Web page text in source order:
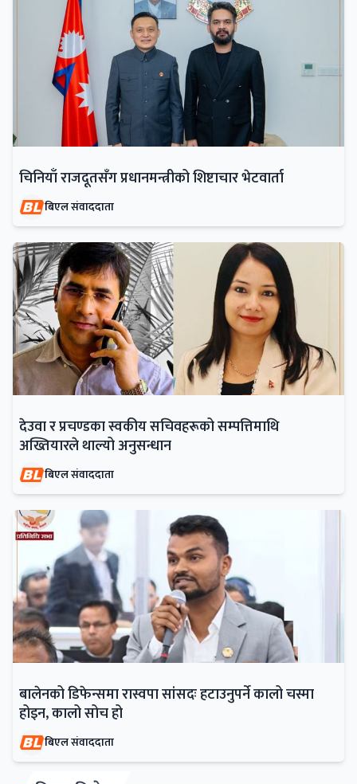
चिनियाँ राजदूतसँग प्रधानमन्त्रीको शिष्टाचार भेटवार्ता
बिएल संवाददाता
देउवा र प्रचण्डका स्वकीय सचिवहरूको सम्पत्तिमाथि
अख्तियारले थाल्यो अनुसन्धान
बिएल संवाददाता
बालेनको डिफेन्समा रास्वपा सांसदः हटाउनुपर्ने कालो चस्मा
होइन, कालो सोच हो
बिएल संवाददाता